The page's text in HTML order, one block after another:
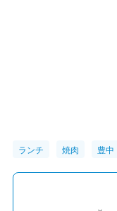
ランチ 焼肉 豊中